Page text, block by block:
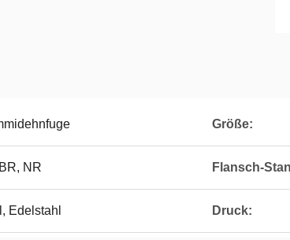
Größe:
NR Flansch-
Edelstahl Druck: